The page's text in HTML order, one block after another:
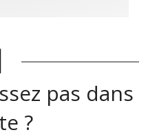
pas dans
?